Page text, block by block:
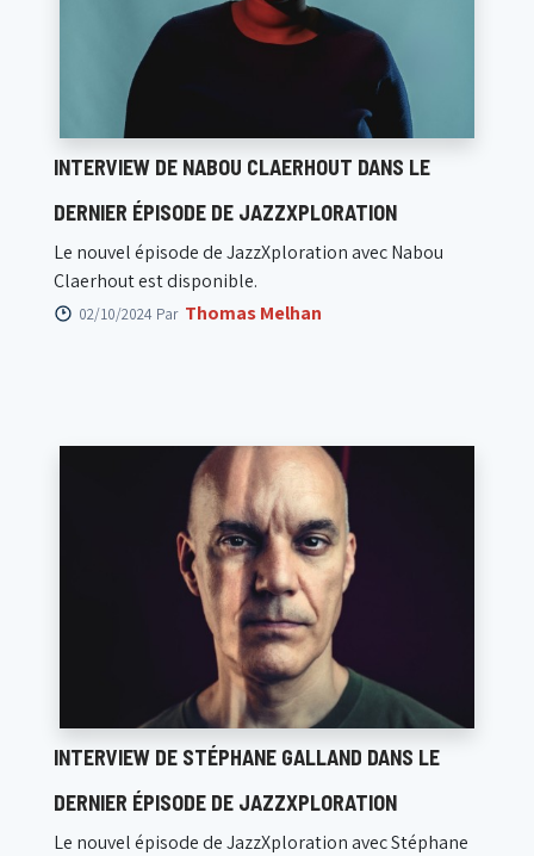
INTERVIEW DE NABOU CLAERHOUT DANS LE
DERNIER ÉPISODE DE JAZZXPLORATION
Le nouvel épisode de JazzXploration avec Nabou
Claerhout est disponible.
02/10/2024 Par Thomas Melhan
INTERVIEW DE STÉPHANE GALLAND DANS LE
DERNIER ÉPISODE DE JAZZXPLORATION
Le nouvel épisode de JazzXploration avec Stéphane